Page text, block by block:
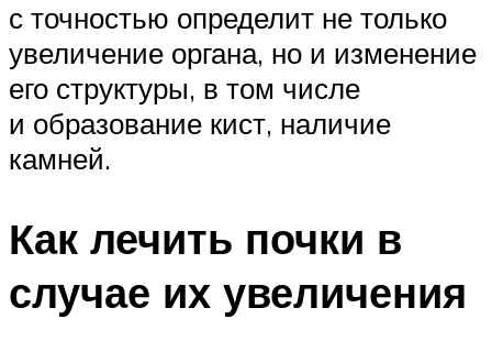
с точностью определит не только
увеличение органа, но и изменение
его структуры, в том числе
и образование кист, наличие
камней.
Как лечить почки в
случае их увеличения